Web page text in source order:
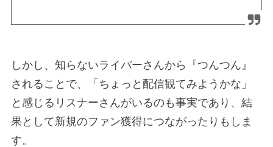
しかし、知らないライバーさんから『つんつん』
されることで、「ちょっと配信観てみようかな」
と感じるリスナーさんがいるのも事実であり、結
果として新規のファン獲得につながったりもしま
す。